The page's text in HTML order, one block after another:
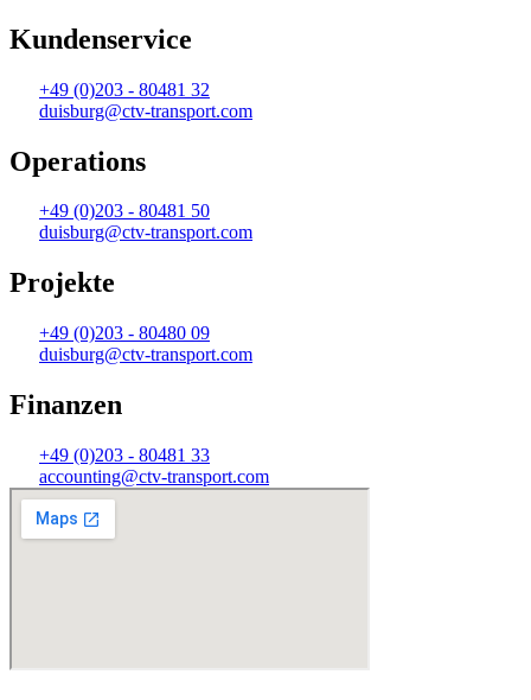
Kundenservice
+49 (0)203 - 80481 32
duisburg@ctv-transport.com
Operations
+49 (0)203 - 80481 50
duisburg@ctv-transport.com
Projekte
+49 (0)203 - 80480 09
duisburg@ctv-transport.com
Finanzen
+49 (0)203 - 80481 33
accounting@ctv-transport.com